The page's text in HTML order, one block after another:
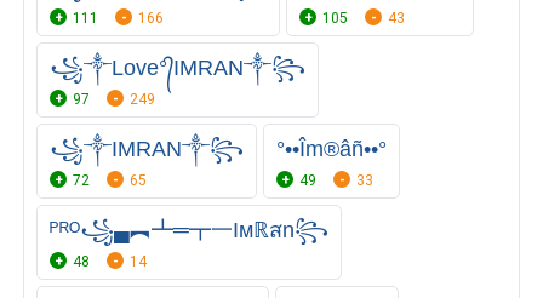
111 166 105 43
꧁༒Love°᭄IMRAN༒꧂
97 249
꧁༒IMRAN༒꧂
72 65
°••Îm®âñ••°
49 33
ᴾᴿᴼ꧁▄︻┻═┳一Iᴍℝสn꧂
48 14